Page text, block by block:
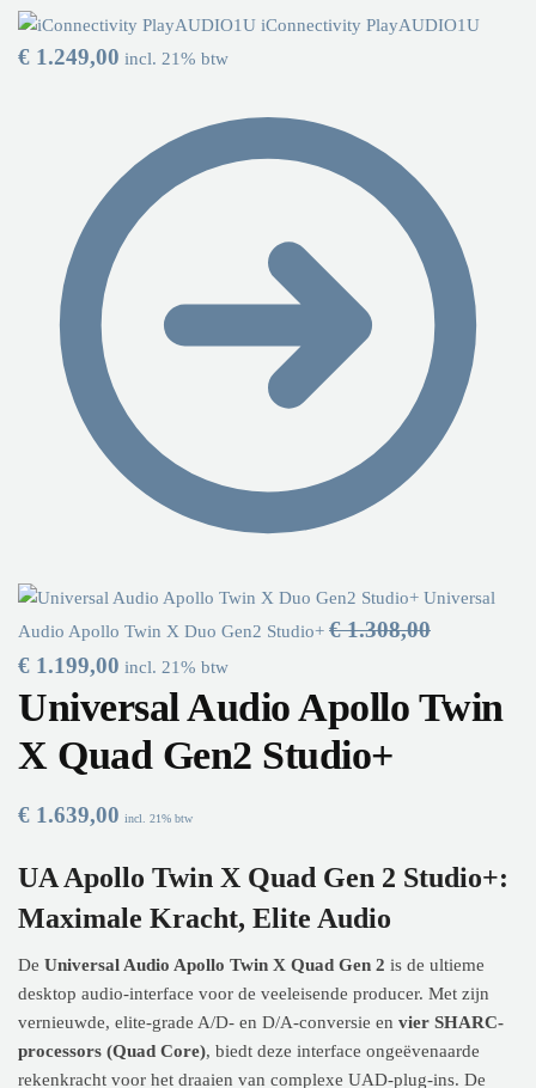
iConnectivity PlayAUDIO1U
€ 1.249,00 incl. 21% btw
Universal
Audio Apollo Twin X Duo Gen2 Studio+ €1.308,00
€ 1.199,00 incl. 21% btw
Universal Audio Apollo Twin
X Quad Gen2 Studio+
€ 1.639,00 incl. 21% btw
UA Apollo Twin X Quad Gen 2 Studio+:
Maximale Kracht, Elite Audio
De Universal Audio Apollo Twin X Quad Gen 2 is de ultieme
desktop audio-interface voor de veeleisende producer. Met zijn
vernieuwde, elite-grade A/D- en D/A-conversie en vier SHARC-
processors (Quad Core), biedt deze interface ongeëvenaarde
rekenkracht voor het draaien van complexe UAD-plug-ins. De